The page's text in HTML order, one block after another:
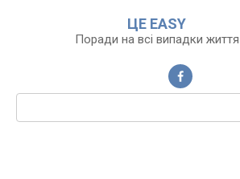
ЦЕ EASY
Поради на всі випадки життя
Пошук: